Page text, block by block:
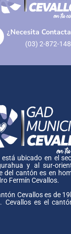
¿Necesita
(03) 2-872-148
está ubicado en el
y al sur-
del cantón es en
Fermín Cevallos.
Cevallos es de
Cevallos es el